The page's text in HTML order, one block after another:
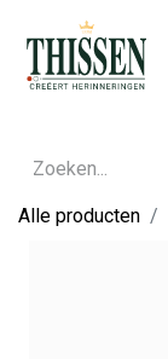
Alle producten